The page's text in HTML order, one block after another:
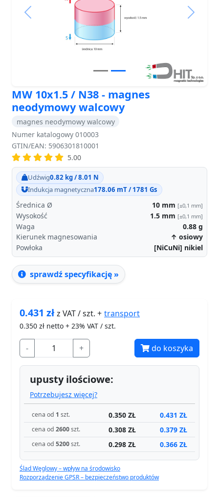
Previous Next
MW 10x1.5 / N38 - magnes
neodymowy walcowy
magnes neodymowy walcowy
Numer katalogowy 010003
GTIN/EAN: 5906301810001
5.00
Udźwig0.82 kg / 8.01 N
Indukcja magnetyczna178.06 mT / 1781 Gs
Średnica Ø 10 mm [±0,1 mm]
Wysokość 1.5 mm [±0,1 mm]
Waga 0.88 g
Kierunek magnesowania
↑ osiowy
Powłoka
[NiCuNi] nikiel
sprawdź specyfikację »
0.431 złz VAT / szt. + transport
0.350 zł netto + 23% VAT / szt.
- + do koszyka
upusty ilościowe:
Potrzebujesz więcej?
cena od 1 szt. 0.350 ZŁ 0.431 ZŁ
cena od 2600szt. 0.308 ZŁ 0.379 ZŁ
cena od 5200szt. 0.298 ZŁ 0.366 ZŁ
Ślad Węglowy – wpływ na środowisko
Rozporządzenie GPSR – bezpieczeństwo produktów